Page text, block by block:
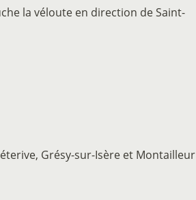
la véloute en direction de Saint-
Grésy-sur-Isère et Montailleur